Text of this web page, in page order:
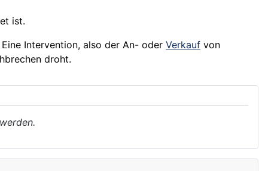
ist.
Intervention, also der An- oder Verkauf von
droht.